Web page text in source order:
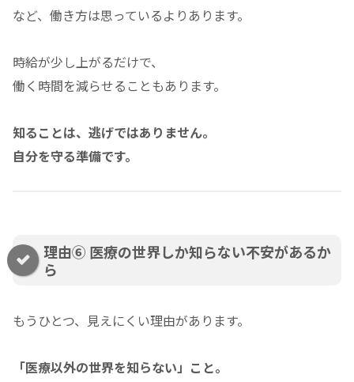
など、働き方は思っているよりあります。
時給が少し上がるだけで、
働く時間を減らせることもあります。
知ることは、逃げではありません。
自分を守る準備です。
理由⑥ 医療の世界しか知らない不安があるか
ら
もうひとつ、見えにくい理由があります。
「医療以外の世界を知らない」こと。